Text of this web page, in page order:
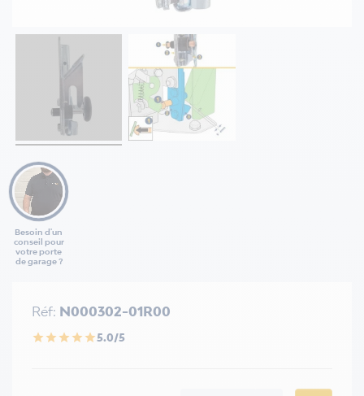
Besoin d'un
conseil pour
votre porte
de garage ?
Réf: N000302-01R00
star star star star star5.0/5